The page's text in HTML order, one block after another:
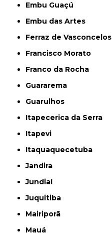
Embu Guaçú
Embu das Artes
Ferraz de Vasconcelos
Francisco Morato
Franco da Rocha
Guararema
Guarulhos
Itapecerica da Serra
Itapevi
Itaquaquecetuba
Jandira
Jundiaí
Juquitiba
Mairiporã
Mauá